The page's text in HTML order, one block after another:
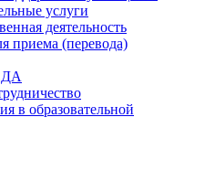
услуги
деятельность
приема (перевода)
в образовательной